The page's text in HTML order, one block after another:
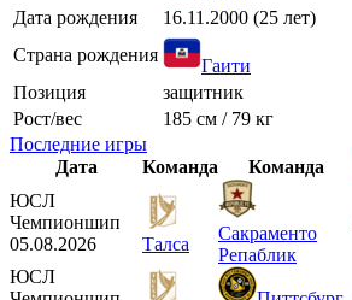
Дата рождения
16.11.2000 (25 лет)
Страна рождения
Гаити
Позиция
защитник
Рост/вес
185 см / 79 кг
Последние игры
Дата
Команда
Команда
ЮСЛ
Чемпионшип
05.08.2026
Талса
Сакраменто
Репаблик
ЮСЛ